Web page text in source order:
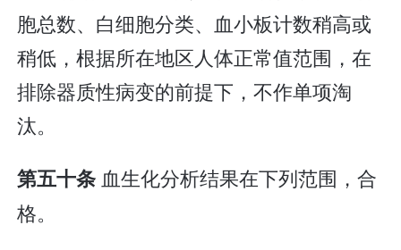
胞总数、白细胞分类、血小板计数稍高或
稍低，根据所在地区人体正常值范围，在
排除器质性病变的前提下，不作单项淘
汰。
第五十条血生化分析结果在下列范围，合
格。